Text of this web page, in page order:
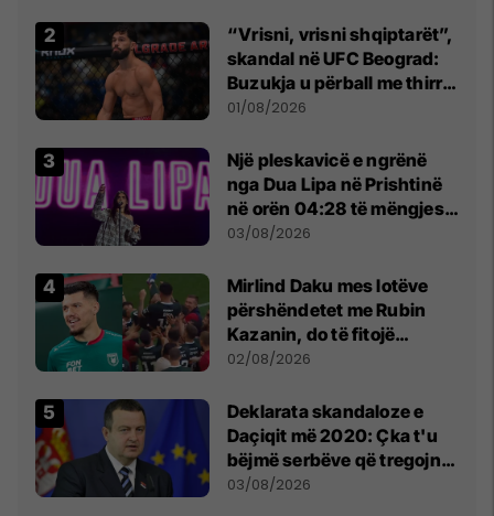
“Vrisni, vrisni shqiptarët”,
skandal në UFC Beograd:
Buzukja u përball me thirrje
anti-shqiptare nga
01/08/2026
Një pleskavicë e ngrënë
nga Dua Lipa në Prishtinë
në orën 04:28 të mëngjesit
- dhe bota digjitale serbe
03/08/2026
Mirlind Daku mes lotëve
përshëndetet me Rubin
Kazanin, do të fitojë
miliona te Spartak Moska
02/08/2026
​Deklarata skandaloze e
Daçiqit më 2020: Çka t'u
bëjmë serbëve që tregojnë
ku janë varrosur shqiptarët
03/08/2026